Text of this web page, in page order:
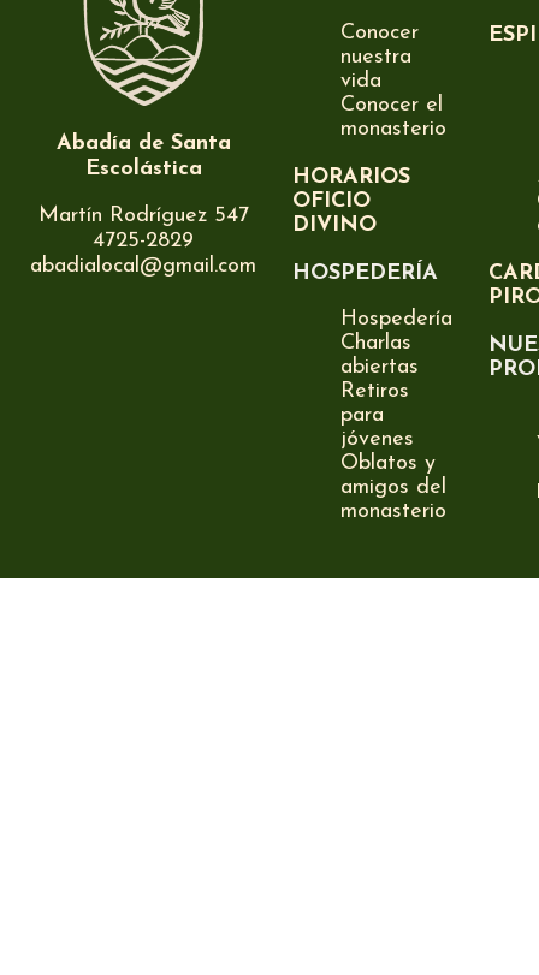
Abadía de Santa
Escolástica
Martín Rodríguez 547
4725-2829
abadialocal@gmail.com
Conocer
nuestra
vida
Conocer el
monasterio
HORARIOS
OFICIO
DIVINO
HOSPEDERÍA
Hospedería
Charlas
abiertas
Retiros
para
jóvenes
Oblatos y
amigos del
monasterio